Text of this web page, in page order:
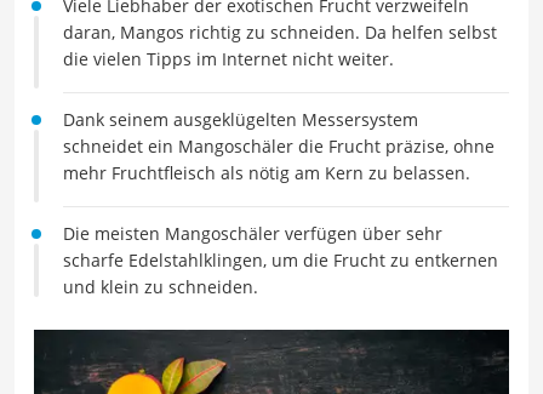
Viele Liebhaber der exotischen Frucht verzweifeln
daran, Mangos richtig zu schneiden. Da helfen selbst
die vielen Tipps im Internet nicht weiter.
Dank seinem ausgeklügelten Messersystem
schneidet ein Mangoschäler die Frucht präzise, ohne
mehr Fruchtfleisch als nötig am Kern zu belassen.
Die meisten Mangoschäler verfügen über sehr
scharfe Edelstahlklingen, um die Frucht zu entkernen
und klein zu schneiden.